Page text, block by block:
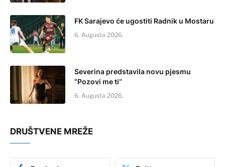
FK Sarajevo će ugostiti Radnik u Mostaru
6. Augusta 2026.
Severina predstavila novu pjesmu
“Pozovi me ti”
6. Augusta 2026.
DRUŠTVENE MREŽE